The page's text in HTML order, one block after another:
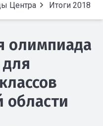
Центра
Итоги 2018
олимпиада
области